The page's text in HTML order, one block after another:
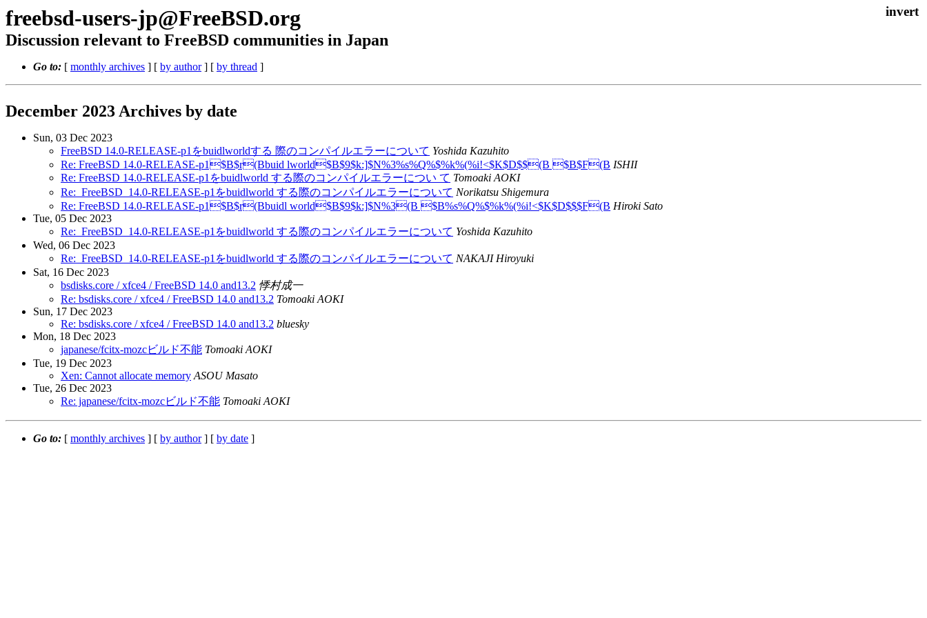
freebsd-users-jp@FreeBSD.org
Discussion relevant to FreeBSD communities in Japan
Go to: [ monthly archives ] [ by author] [ by thread ]
December 2023 Archives by date
Sun, 03 Dec 2023
FreeBSD 14.0-RELEASE-p1をbuidlworldする 際のコンパイルエラーについて Yoshida Kazuhito
Re: FreeBSD 14.0-RELEASE-p1$B$r(Bbuid lworld$B$9$k:]$N%3%s%Q%$%k%(%i!<$K$D$$(B $B$F(B ISHII
Re: FreeBSD 14.0-RELEASE-p1をbuidlworld する際のコンパイルエラーについ て Tomoaki AOKI
Re:_FreeBSD_14.0-RELEASE-p1をbuidlworld する際のコンパイルエラーについて Norikatsu Shigemura
Re: FreeBSD 14.0-RELEASE-p1$B$r(Bbuidl world$B$9$k:]$N%3(B $B%s%Q%$%k%(%i!<$K$D$$$F(B Hiroki Sato
Tue, 05 Dec 2023
Re:_FreeBSD_14.0-RELEASE-p1をbuidlworld する際のコンパイルエラーについて Yoshida Kazuhito
Wed, 06 Dec 2023
Re:_FreeBSD_14.0-RELEASE-p1をbuidlworld する際のコンパイルエラーについて NAKAJI Hiroyuki
Sat, 16 Dec 2023
bsdisks.core / xfce4 / FreeBSD 14.0 and13.2 悸村成一
Re: bsdisks.core / xfce4 / FreeBSD 14.0 and13.2 Tomoaki AOKI
Sun, 17 Dec 2023
Re: bsdisks.core / xfce4 / FreeBSD 14.0 and13.2 bluesky
Mon, 18 Dec 2023
japanese/fcitx-mozcビルド不能 Tomoaki AOKI
Tue, 19 Dec 2023
Xen: Cannot allocate memory ASOU Masato
Tue, 26 Dec 2023
Re: japanese/fcitx-mozcビルド不能 Tomoaki AOKI
Go to: [ monthly archives ] [ by author] [ by date ]